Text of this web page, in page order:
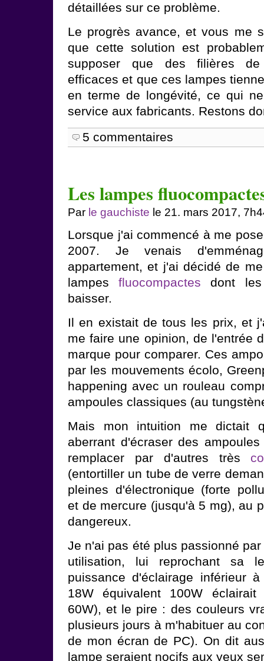
détaillées sur ce problème.
Le progrès avance, et vous me
que cette solution est
supposer que des filières de
efficaces et que ces lampes
en terme de longévité, ce qui
service aux fabricants. Restons
5 commentaires
Les lampes
Par le gauchiste le 21. mars 2017,
Lorsque j'ai commencé à me
2007. Je venais
appartement, et j'ai décidé de
lampesfluocompactes dont les
baisser.
Il en existait de tous les prix, et
me faire une opinion, de l'entrée
marque pour comparer. Ces
par les mouvements écolo,
happening avec un rouleau
ampoules classiques (au
Mais mon intuition me dictait
aberrant d'écraser des
remplacer par d'autres très
(entortiller un tube de verre
pleines d'électronique (forte
et de mercure (jusqu'à 5 mg), au
dangereux.
Je n'ai pas été plus passionné
utilisation, lui reprochant sa
puissance d'éclairage inférieur
18W équivalent 100W
60W), et le pire : des couleurs
plusieurs jours à m'habituer au
de mon écran de PC). On dit
lampe seraient nocifs aux yeux